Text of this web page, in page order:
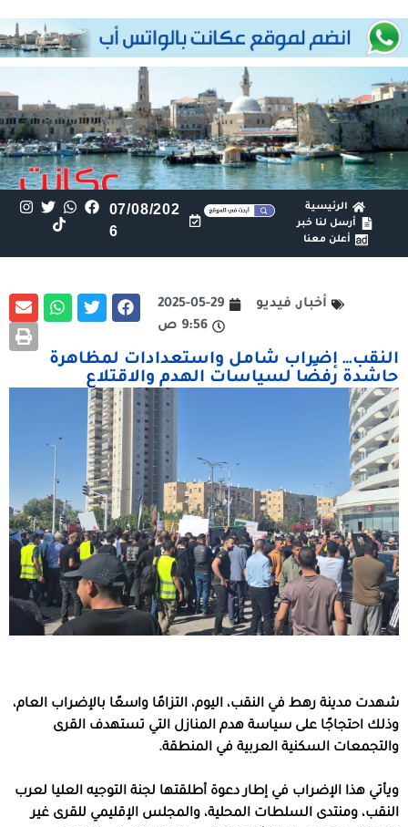
الرئيسية
أرسل لنا خبر
أعلن معنا
07/08/202
6
أخبار, فيديو
2025-05-29
9:56 ص
النقب… إضراب شامل واستعدادات لمظاهرة
حاشدة رفضًا لسياسات الهدم والاقتلاع
شهدت مدينة رهط في النقب، اليوم، التزامًا واسعًا بالإضراب العام،
وذلك احتجاجًا على سياسة هدم المنازل التي تستهدف القرى
والتجمعات السكنية العربية في المنطقة.
ويأتي هذا الإضراب في إطار دعوة أطلقتها لجنة التوجيه العليا لعرب
النقب، ومنتدى السلطات المحلية، والمجلس الإقليمي للقرى غير